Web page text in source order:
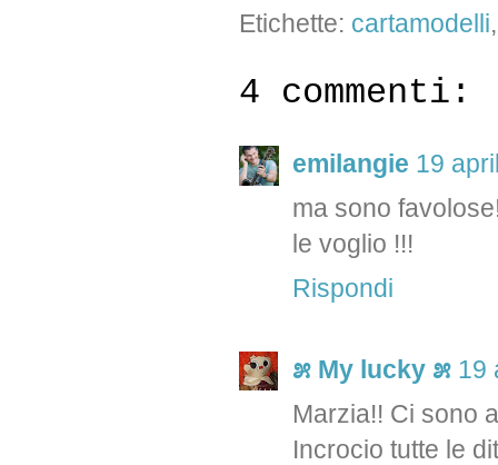
Etichette: cartamodelli
4 commenti:
emilangie 19
ma sono
le voglio !!!
Rispondi
೫ My lucky ೫ 19
Marzia!! Ci sono
Incrocio tutte le